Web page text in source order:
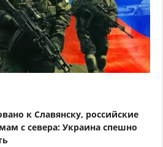
к Славянску, российские
с севера: Украина спешно